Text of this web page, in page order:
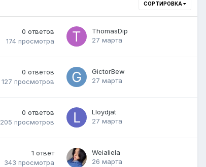
СОРТИРОВКА
0 ответов
174 просмотра
ThomasDip
27 марта
0 ответов
127 просмотров
GictorBew
27 марта
0 ответов
205 просмотров
Lloydjat
27 марта
1 ответ
343 просмотра
Weialiela
26 марта